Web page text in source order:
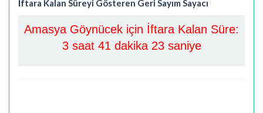
İftara Kalan Süreyi Gösteren Geri Sayım Sayacı
Amasya Göynücek için İftara Kalan Süre:
3 saat 41 dakika 22 saniye